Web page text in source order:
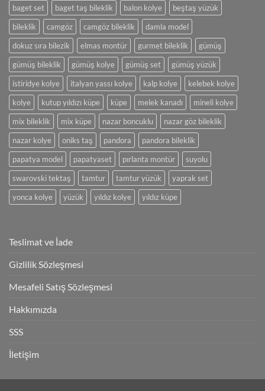
baget set baget taş bileklik balon kolye
beştaş yüzük
bileklik
camgöz camgöz bileklik
damla model
dokuz sıra bilezik
elmas montür gurmet bileklik
gümüş
gümüş bileklik
gümüş kolye gümüş set
gümüş yüzük
istiridye kolye
italyan yassı kolye kalp kolye
kelebek kolye
kolye
kutup yıldızı küpe küpe melek kanadı
mineli kolye
mix bileklik
mix küpe nazar boncuklu
nazar göz bileklik
nazar kolye
oniks taş pandora
pandora bileklik
papatya model
papatyaset pırlanta montür
suyolu
swarovski tektaş
tamtur tamtur yüzük
yaprak set
yonca kolye
yüzük yıldız kolye yıldız küpe
Teslimat ve İade
Gizlilik Sözleşmesi
Mesafeli Satış Sözleşmesi
Hakkımızda
SSS
İletişim